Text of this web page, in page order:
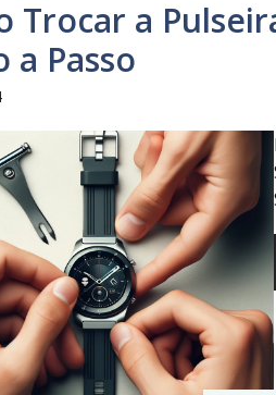
Trocar a
a Passo